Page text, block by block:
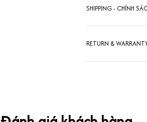
SHIPPING - CHÍNH
RETURN &